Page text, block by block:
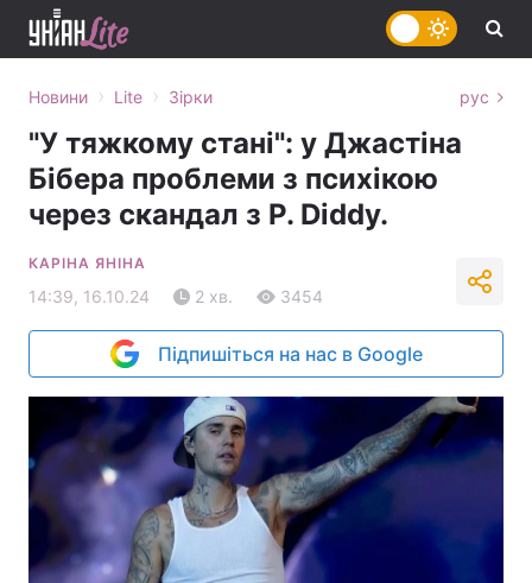
Новини › Lite › Зірки рус
"У тяжкому стані": у Джастіна
Бібера проблеми з психікою
через скандал з P. Diddy.
КАРІНА ЯНІНА
14:39, 16.10.24 2 хв. 3454
Підпишіться на нас в Google